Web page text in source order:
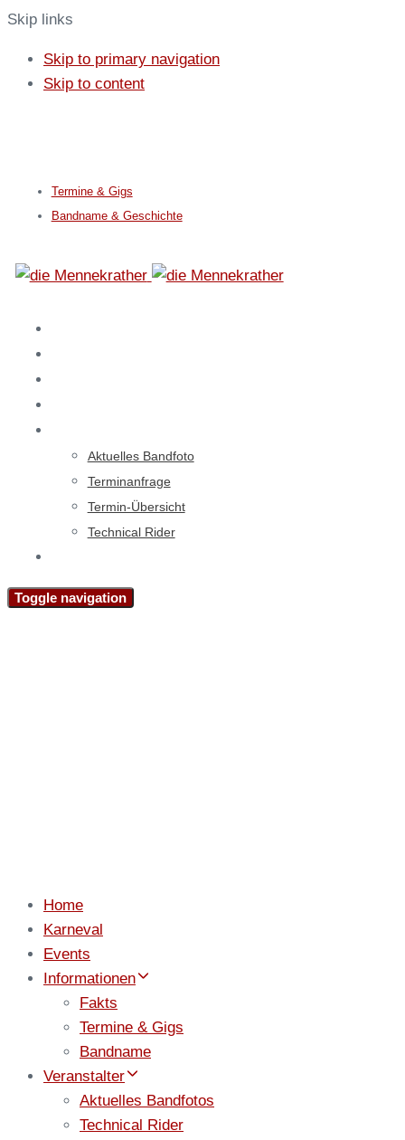
Skip links
Skip to primary navigation
Skip to content
Termine & Gigs
Bandname & Geschichte
Aktuelles Bandfoto
Terminanfrage
Termin-Übersicht
Technical Rider
Toggle navigation
Home
Karneval
Events
Informationen
Fakts
Termine & Gigs
Bandname
Veranstalter
Aktuelles Bandfotos
Technical Rider